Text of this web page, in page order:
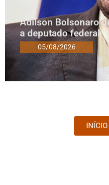
Adilson Bolsonaro
a deputado federal
05/08/2026